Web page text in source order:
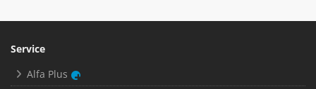
Service
Alfa Plus